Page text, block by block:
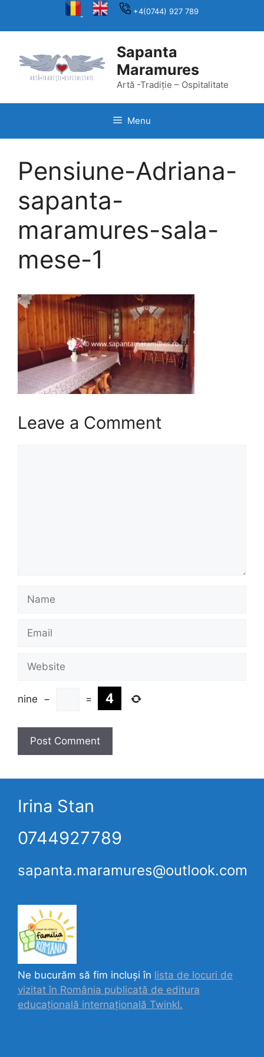
+4(0744) 927 789
Sapanta
Maramures
Artă -Tradiție – Ospitalitate
Menu
Pensiune-Adriana-
sapanta-
maramures-sala-
mese-1
Leave a Comment
Name
Email
Website
nine − =
Irina Stan
0744927789
sapanta.maramures@outlook.com
Ne bucurăm să fim incluși în lista de locuri de
vizitat în România publicată de editura
educațională internațională Twinkl.